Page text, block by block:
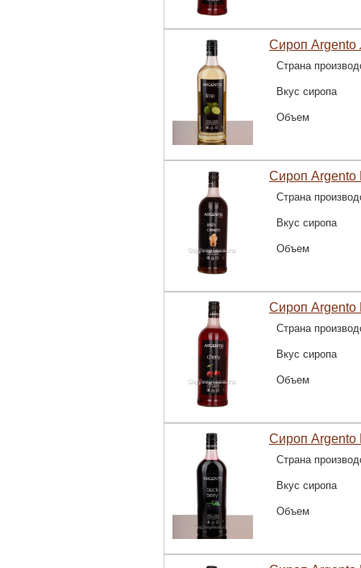
Сироп Argento
Страна
Вкус сиропа
Объем
Сироп Argento
Страна
Вкус сиропа
Объем
Сироп Argento
Страна
Вкус сиропа
Объем
Сироп Argento
Страна
Вкус сиропа
Объем